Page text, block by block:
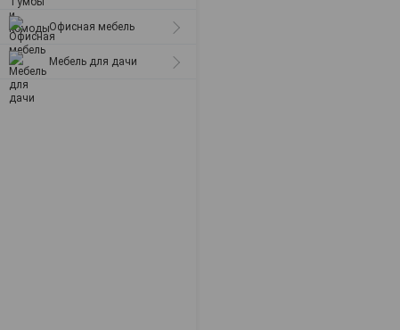
Офисная мебель
Мебель для дачи